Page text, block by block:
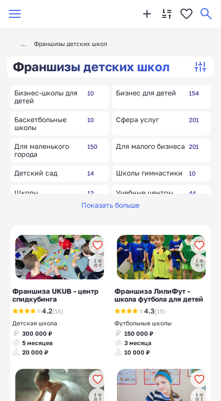
Франшизы детских школ
Франшизы детских школ
Бизнес-школы для
детей
10 Бизнес для детей 154
Баскетбольные
школы
10 Сфера услуг 201
Для маленького
города
150 Для малого бизнеса 201
Детский сад 14 Школы гимнастики 10
Школы
12
Учебные центры
образования
44
Детские
спортивные школы
14 Школы рисования 10
Балетные школы 10 Музыкальные школы 10
Показать больше
Франшиза UKUB - центр
спидкубинга
4.2(16)
Детская школа
300 000 ₽
5 месяцев
20 000 ₽
Франшиза ЛилиФут -
школа футбола для детей
4.3(15)
Футбольные школы
150 000 ₽
3 месяца
10 000 ₽